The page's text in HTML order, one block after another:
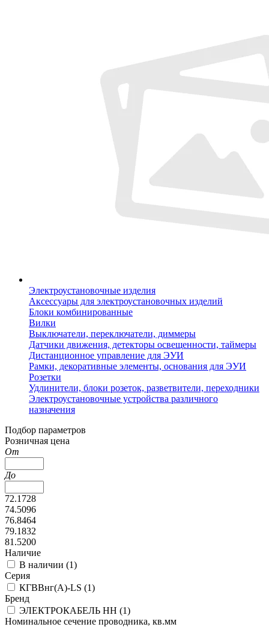
Электроустановочные изделия
Аксессуары для электроустановочных изделий
Блоки комбинированные
Вилки
Выключатели, переключатели, диммеры
Датчики движения, детекторы освещенности, таймеры
Дистанционное управление для ЭУИ
Рамки, декоративные элементы, основания для ЭУИ
Розетки
Удлинители, блоки розеток, разветвители, переходники
Электроустановочные устройства различного
назначения
Подбор параметров
Розничная цена
От
До
72.1728
74.5096
76.8464
79.1832
81.5200
Наличие
В наличии (1)
Серия
КГВВнг(А)-LS (1)
Бренд
ЭЛЕКТРОКАБЕЛЬ НН (1)
Номинальное сечение проводника, кв.мм